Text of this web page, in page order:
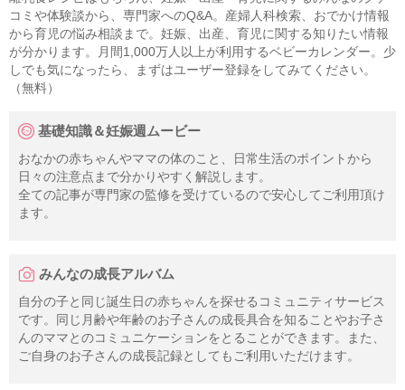
コミや体験談から、専門家へのQ&A。産婦人科検索、おでかけ情報
から育児の悩み相談まで。妊娠、出産、育児に関する知りたい情報
が分かります。月間1,000万人以上が利用するベビーカレンダー。少
しでも気になったら、まずはユーザー登録をしてみてください。
（無料）
基礎知識＆妊娠週ムービー
おなかの赤ちゃんやママの体のこと、日常生活のポイントから
日々の注意点まで分かりやすく解説します。
全ての記事が専門家の監修を受けているので安心してご利用頂け
ます。
みんなの成長アルバム
自分の子と同じ誕生日の赤ちゃんを探せるコミュニティサービス
です。同じ月齢や年齢のお子さんの成長具合を知ることやお子さ
んのママとのコミュニケーションをとることができます。また、
ご自身のお子さんの成長記録としてもご利用いただけます。